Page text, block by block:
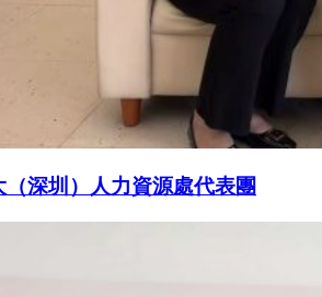
深圳）人力資源處代表團